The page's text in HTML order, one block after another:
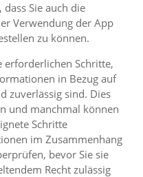
Sie auch die
Verwendung der App
zu können.
erforderlichen Schritte,
in Bezug auf
zuverlässig sind. Dies
und manchmal können
Schritte
im Zusammenhang
bevor Sie sie
Recht zulässig